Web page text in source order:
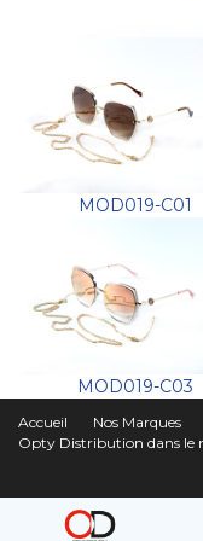
MOD019-C01
MOD019-C03
Accueil Nos Marques
Opty Distribution dans le